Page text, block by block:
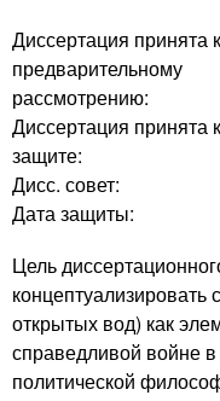
Диссертация принята к
предварительному
рассмотрению:
Диссертация принята к
защите:
Дисс. совет:
Дата защиты:
Цель
концептуализировать
открытых вод) как
справедливой войне
политической